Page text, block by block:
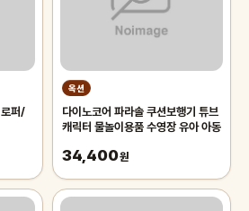
로퍼/
옥션
다이노코어 파라솔 쿠션보행기 튜브
캐릭터 물놀이용품 수영장 유아 아동
34,400원